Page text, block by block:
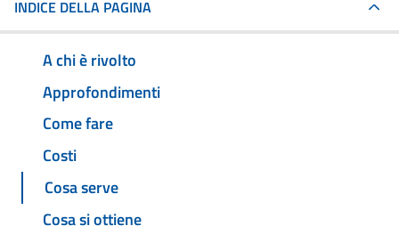
INDICE DELLA PAGINA
A chi è rivolto
Approfondimenti
Come fare
Costi
Cosa serve
Cosa si ottiene